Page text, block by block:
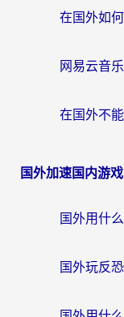
国外加速国内游戏